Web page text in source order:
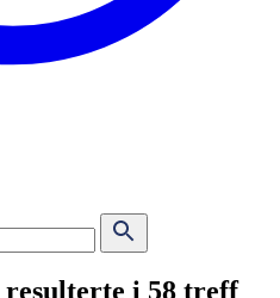
resulterte i 58 treff